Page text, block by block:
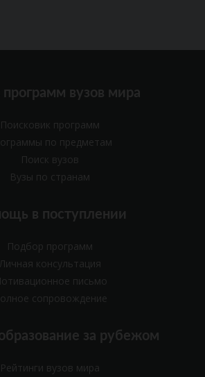
программ вузов мира
Поисковик программ
по предметам
Поиск вузов
Вузы по странам
в поступлении
Подбор программ
Личная консультация
письмо
сопровождение
за рубежом
Рейтинги вузов мира